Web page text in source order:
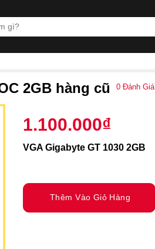
2GB hàng cũ 0 Đánh Giá
1.100.000₫
VGA Gigabyte GT 1030 2GB
Thêm Vào Giỏ Hàng